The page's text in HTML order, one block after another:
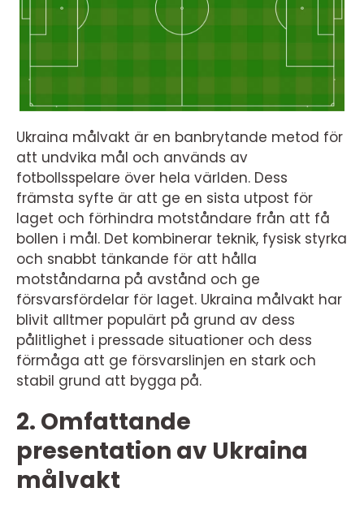
Ukraina målvakt är en banbrytande metod för
att undvika mål och används av
fotbollsspelare över hela världen. Dess
främsta syfte är att ge en sista utpost för
laget och förhindra motståndare från att få
bollen i mål. Det kombinerar teknik, fysisk styrka
och snabbt tänkande för att hålla
motståndarna på avstånd och ge
försvarsfördelar för laget. Ukraina målvakt har
blivit alltmer populärt på grund av dess
pålitlighet i pressade situationer och dess
förmåga att ge försvarslinjen en stark och
stabil grund att bygga på.
2. Omfattande
presentation av Ukraina
målvakt